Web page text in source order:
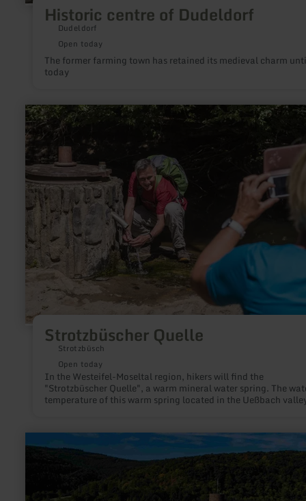
Historic centre of Dudeldorf
Dudeldorf
Open today
The former farming town has retained its medieval charm
today
Strotzbüscher Quelle
Strotzbüsch
Open today
In the Westeifel-Moseltal region, hikers will find the
"Strotzbüscher Quelle", a warm mineral water spring. The
temperature of this warm spring located in the Ueßbach
learn
more
about:
Strotzbüscher
Quelle
more